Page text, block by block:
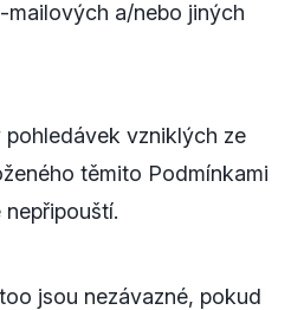
mailových a/nebo jiných
vzniklých ze
těmito Podmínkami
jsou nezávazné, pokud